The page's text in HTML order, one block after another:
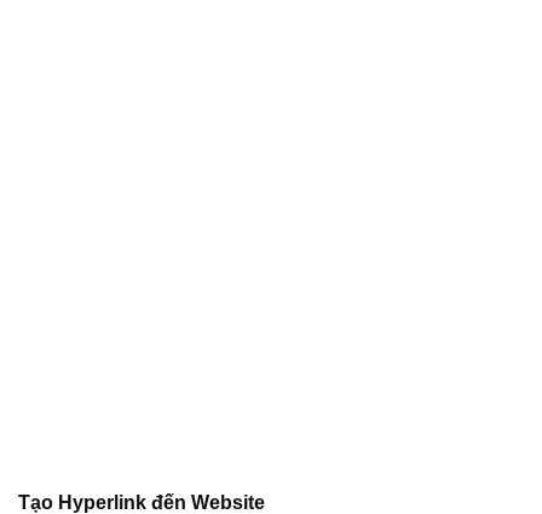
Tạo Hyperlink đến Website